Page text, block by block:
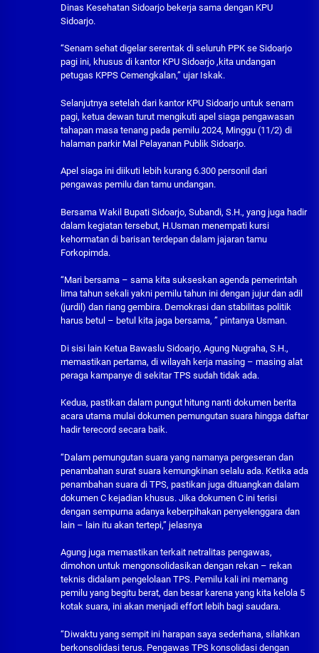
Dinas Kesehatan Sidoarjo bekerja sama dengan KPU
Sidoarjo.
“Senam sehat digelar serentak di seluruh PPK se Sidoarjo
pagi ini, khusus di kantor KPU Sidoarjo ,kita undangan
petugas KPPS Cemengkalan,” ujar Iskak.
Selanjutnya setelah dari kantor KPU Sidoarjo untuk senam
pagi, ketua dewan turut mengikuti apel siaga pengawasan
tahapan masa tenang pada pemilu 2024, Minggu (11/2) di
halaman parkir Mal Pelayanan Publik Sidoarjo.
Apel siaga ini diikuti lebih kurang 6.300 personil dari
pengawas pemilu dan tamu undangan.
Bersama Wakil Bupati Sidoarjo, Subandi, S.H., yang juga hadir
dalam kegiatan tersebut, H.Usman menempati kursi
kehormatan di barisan terdepan dalam jajaran tamu
Forkopimda.
“Mari bersama – sama kita sukseskan agenda pemerintah
lima tahun sekali yakni pemilu tahun ini dengan jujur dan adil
(jurdil) dan riang gembira. Demokrasi dan stabilitas politik
harus betul – betul kita jaga bersama, ” pintanya Usman.
Di sisi lain Ketua Bawaslu Sidoarjo, Agung Nugraha, S.H.,
memastikan pertama, di wilayah kerja masing – masing alat
peraga kampanye di sekitar TPS sudah tidak ada.
Kedua, pastikan dalam pungut hitung nanti dokumen berita
acara utama mulai dokumen pemungutan suara hingga daftar
hadir terecord secara baik.
“Dalam pemungutan suara yang namanya pergeseran dan
penambahan surat suara kemungkinan selalu ada. Ketika ada
penambahan suara di TPS, pastikan juga dituangkan dalam
dokumen C kejadian khusus. Jika dokumen C ini terisi
dengan sempurna adanya keberpihakan penyelenggara dan
lain – lain itu akan tertepi,” jelasnya
Agung juga memastikan terkait netralitas pengawas,
dimohon untuk mengonsolidasikan dengan rekan – rekan
teknis didalam pengelolaan TPS. Pemilu kali ini memang
pemilu yang begitu berat, dan besar karena yang kita kelola 5
kotak suara, ini akan menjadi effort lebih bagi saudara.
“Diwaktu yang sempit ini harapan saya sederhana, silahkan
berkonsolidasi terus. Pengawas TPS konsolidasi dengan